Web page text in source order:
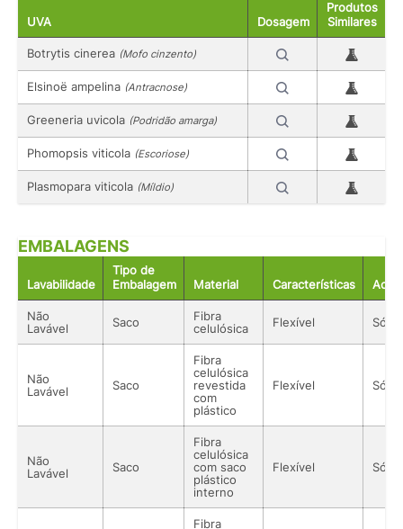
UVA Dosagem
Produtos
Similares
Botrytis cinerea (Mofo cinzento)
Elsinoë ampelina (Antracnose)
Greeneria uvicola (Podridão amarga)
Phomopsis viticola (Escoriose)
Plasmopara viticola (Míldio)
EMBALAGENS
Lavabilidade
Tipo de
Embalagem
Material Características
Não
Lavável
Saco
Fibra
celulósica
Flexível
Não
Lavável
Saco
Fibra
celulósica
revestida
com
plástico
Flexível
Não
Lavável
Saco
Fibra
celulósica
com saco
plástico
interno
Flexível
Fibra